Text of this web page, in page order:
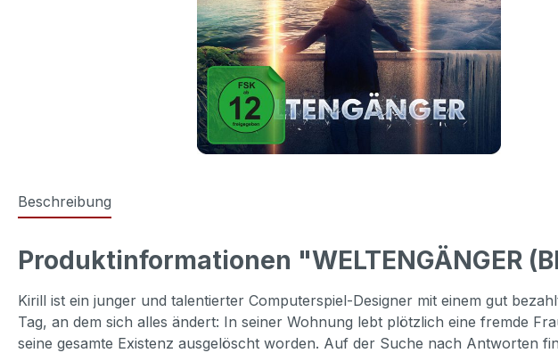
Beschreibung
Produktinformationen "WELTENGÄNGER
Kirill ist ein junger und talentierter Computerspiel-Designer mit einem gut
Tag, an dem sich alles ändert: In seiner Wohnung lebt plötzlich eine fremde
seine gesamte Existenz ausgelöscht worden. Auf der Suche nach Antworten